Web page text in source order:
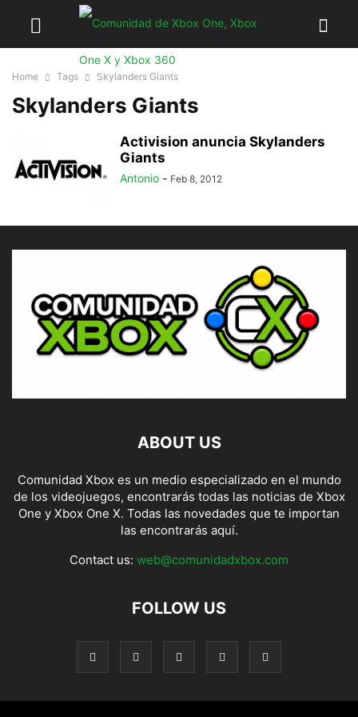
Home Tags Skylanders Giants
Skylanders Giants
Activision anuncia Skylanders
Giants
Antonio - Feb 8, 2012
ABOUT US
Comunidad Xbox es un medio especializado en el mundo
de los videojuegos, encontrarás todas las noticias de Xbox
One y Xbox One X. Todas las novedades que te importan
las encontrarás aquí.
Contact us: web@comunidadxbox.com
FOLLOW US